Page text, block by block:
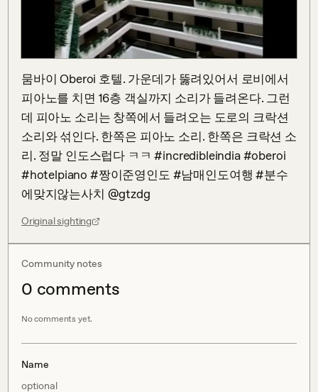
뭄바이 Oberoi 호텔. 가운데가 뚫려있어서 로비에서
피아노를 치면 16층 객실까지 소리가 들려온다. 그런
데 피아노 소리는 창쪽에서 들려오는 도로의 크락션
소리와 섞인다. 한쪽은 피아노 소리. 한쪽은 크락션 소
리. 정말 인도스럽다 ㅋㅋ #incredibleindia #oberoi
#hotelpiano #짱이준영인도 #남매인도여행 #분수
에맞지않는사치 @gtzdg
Original sighting
Community notes
0 comments
No comments yet.
Name
optional